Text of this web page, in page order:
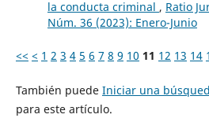
la conducta criminal , Ratio
Núm. 36 (2023): Enero-Junio
<< < 1 2 3 4 5 6 7 8 9 10 11 12 13 14
También puede Iniciar una
para este artículo.